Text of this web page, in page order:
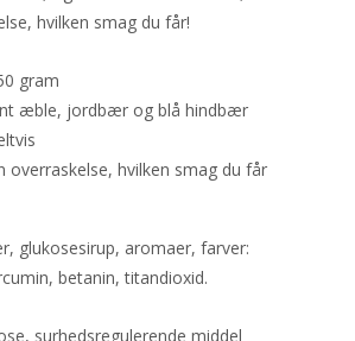
hvilken smag du får!
gram
æble, jordbær og blå hindbær
overraskelse, hvilken smag du får
glukosesirup, aromaer, farver:
betanin, titandioxid.
surhedsregulerende middel